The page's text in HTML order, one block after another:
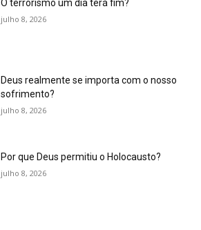
O terrorismo um dia terá fim?
julho 8, 2026
Deus realmente se importa com o nosso
sofrimento?
julho 8, 2026
Por que Deus permitiu o Holocausto?
julho 8, 2026